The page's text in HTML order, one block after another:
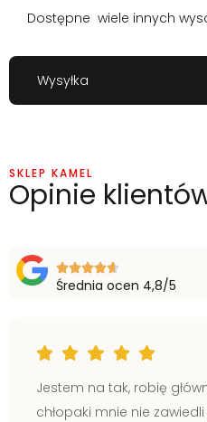
Dostępne wiele innych
Wysyłka
SKLEP KAMEL
Opinie
Średnia ocen 4,8/5
Jestem na tak, robię
chłopaki mnie nie